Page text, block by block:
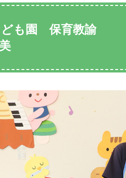
ども園 保育教諭